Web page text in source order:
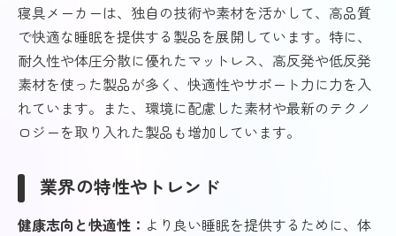
寝具メーカーは、独自の技術や素材を活かして、高品質
で快適な睡眠を提供する製品を展開しています。特に、
耐久性や体圧分散に優れたマットレス、高反発や低反発
素材を使った製品が多く、快適性やサポート力に力を入
れています。また、環境に配慮した素材や最新のテクノ
ロジーを取り入れた製品も増加しています。
業界の特性やトレンド
健康志向と快適性： より良い睡眠を提供するために、体